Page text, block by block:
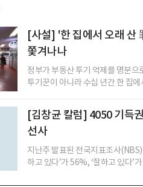
[사설] '한 집에서 오래 산
쫓겨나나
정부가 부동산 투기 억제를 명분
투기꾼이 아니라 수십 년간 한 집
[김창균 칼럼] 4050 기득
선사
지난주 발표된 전국지표조사
하고 있다’가 56%, ‘잘하고 있다’